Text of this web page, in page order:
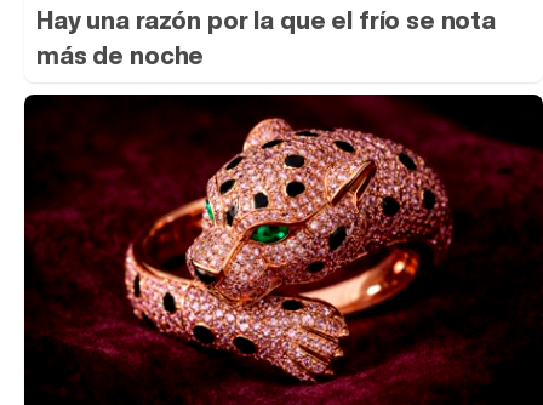
Hay una razón por la que el frío se nota
más de noche